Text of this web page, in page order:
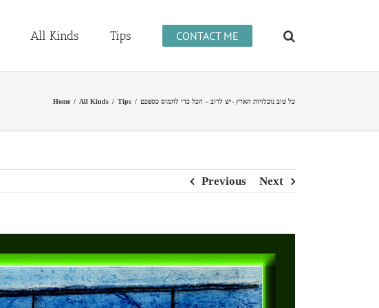
All Kinds Tips CONTACT ME
Home / All Kinds / Tips / כל טוב נוכלויות הארץ -יש לרוב – הכל כדי לחמוס כספכם
Previous Next